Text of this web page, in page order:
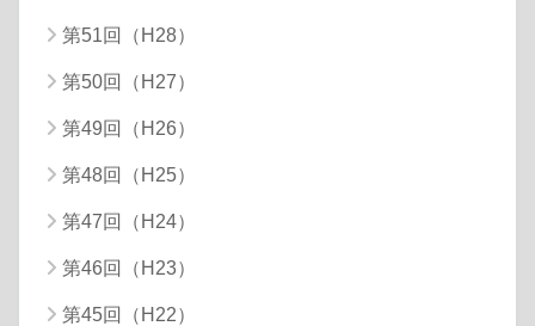
第51回（H28）
第50回（H27）
第49回（H26）
第48回（H25）
第47回（H24）
第46回（H23）
第45回（H22）